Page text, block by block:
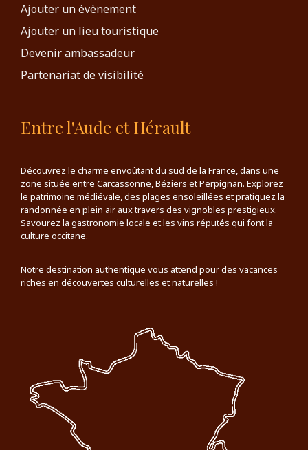
Ajouter un évènement
Ajouter un lieu touristique
Devenir ambassadeur
Partenariat de visibilité
Entre l'Aude et Hérault
Découvrez le charme envoûtant du sud de la France, dans une
zone située entre Carcassonne, Béziers et Perpignan. Explorez
le patrimoine médiévale, des plages ensoleillées et pratiquez la
randonnée en plein air aux travers des vignobles prestigieux.
Savourez la gastronomie locale et les vins réputés qui font la
culture occitane.
Notre destination authentique vous attend pour des vacances
riches en découvertes culturelles et naturelles !